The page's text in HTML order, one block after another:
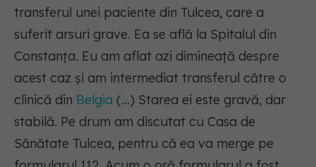
transferul unei paciente din Tulcea, care a
suferit arsuri grave. Ea se află la Spitalul din
Constanţa. Eu am aflat azi dimineaţă despre
acest caz şi am intermediat transferul către o
clinică din Belgia (...) Starea ei este gravă, dar
stabilă. Pe drum am discutat cu Casa de
Sănătate Tulcea, pentru că ea va merge pe